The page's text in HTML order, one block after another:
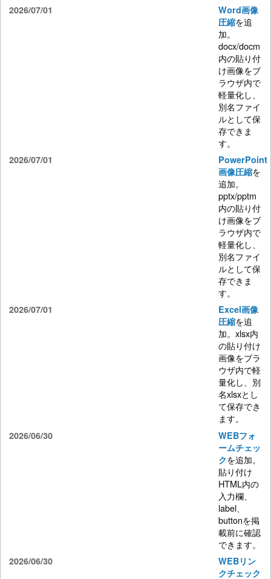
2026/07/01
Word画像
圧縮を追
加。
docx/docm
内の貼り付
け画像をブ
ラウザ内で
軽量化し、
別名ファイ
ルとして保
存できま
す。
2026/07/01
PowerPoint
画像圧縮を
追加。
pptx/pptm
内の貼り付
け画像をブ
ラウザ内で
軽量化し、
別名ファイ
ルとして保
存できま
す。
2026/07/01
Excel画像
圧縮を追
加。xlsx内
の貼り付け
画像をブラ
ウザ内で軽
量化し、別
名xlsxとし
て保存でき
ます。
2026/06/30
WEBフォ
ームチェッ
クを追加。
貼り付け
HTML内の
入力欄、
label、
buttonを掲
載前に確認
できます。
2026/06/30
WEBリン
クチェック